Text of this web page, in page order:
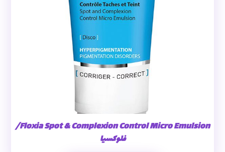
Floxia Spot & Complexion Control Micro Emulsion/
فلوكسيا